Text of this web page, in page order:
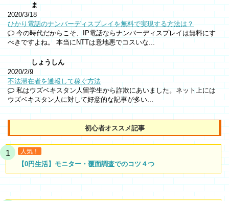
ま
2020/3/18
ひかり電話のナンバーディスプレイを無料で実現する方法は？
今の時代だからこそ、IP電話ならナンバーディスプレイは無料にす
べきですよね。 本当にNTTは意地悪でコスいな...
しょうしん
2020/2/9
不法滞在者を通報して稼ぐ方法
私はウズベキスタン人留学生から詐欺にあいました。ネット上には
ウズベキスタン人に対して好意的な記事が多い...
初心者オススメ記事
人気！
【0円生活】モニター・覆面調査でのコツ４つ